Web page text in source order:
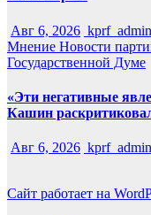
Авг 6, 2026 kprf_admin
Мнение Новости
Государственной Думе
«Эти негативные
Кашин
Авг 6, 2026 kprf_admin
Сайт работает на